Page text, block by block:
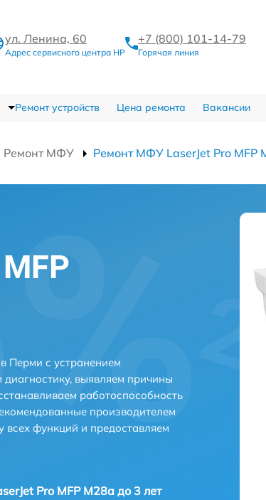
ул. Ленина, 60
Адрес сервисного центра HP
+7 (800) 101-14-79
Горячая линия
Ремонт устройств Цена ремонта Вакансии
Ремонт МФУ Ремонт МФУ LaserJet Pro MFP
Перми с устранением
выявляем причины
работоспособность
производителем
всех функций и предоставляем
Pro MFP M28a до 3 лет